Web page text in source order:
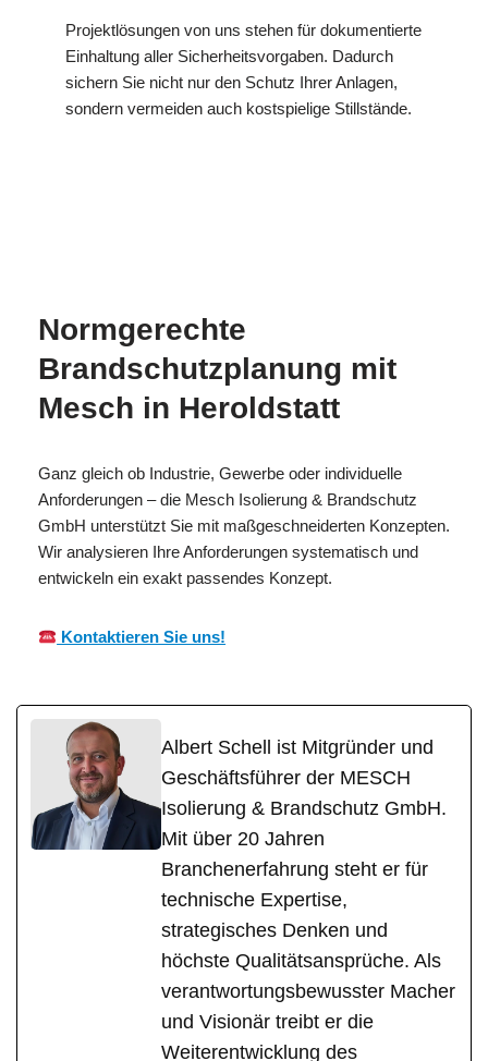
Projektlösungen von uns stehen für dokumentierte
Einhaltung aller Sicherheitsvorgaben. Dadurch
sichern Sie nicht nur den Schutz Ihrer Anlagen,
sondern vermeiden auch kostspielige Stillstände.
Normgerechte
Brandschutzplanung mit
Mesch in Heroldstatt
Ganz gleich ob Industrie, Gewerbe oder individuelle
Anforderungen – die Mesch Isolierung & Brandschutz
GmbH unterstützt Sie mit maßgeschneiderten Konzepten.
Wir analysieren Ihre Anforderungen systematisch und
entwickeln ein exakt passendes Konzept.
Kontaktieren Sie uns!
Albert Schell ist Mitgründer und
Geschäftsführer der MESCH
Isolierung & Brandschutz GmbH.
Mit über 20 Jahren
Branchenerfahrung steht er für
technische Expertise,
strategisches Denken und
höchste Qualitätsansprüche. Als
verantwortungsbewusster Macher
und Visionär treibt er die
Weiterentwicklung des